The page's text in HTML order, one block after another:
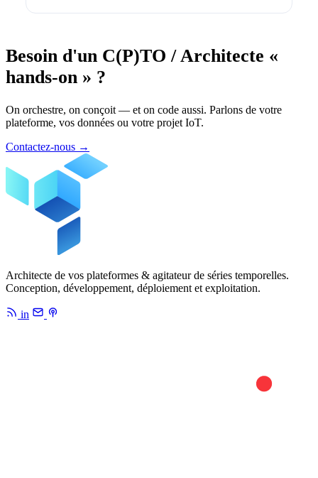
Besoin d'un C(P)TO / Architecte «
hands-on » ?
On orchestre, on conçoit — et on code aussi. Parlons de votre
plateforme, vos données ou votre projet IoT.
Contactez-nous →
Architecte de vos plateformes & agitateur de séries temporelles.
Conception, développement, déploiement et exploitation.
in